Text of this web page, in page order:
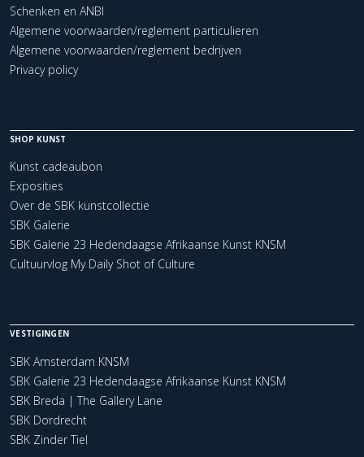
Schenken en ANBI
Algemene voorwaarden/reglement particulieren
Algemene voorwaarden/reglement bedrijven
Privacy policy
SHOP KUNST
Kunst cadeaubon
Exposities
Over de SBK kunstcollectie
SBK Galerie
SBK Galerie 23 Hedendaagse Afrikaanse Kunst KNSM
Cultuurvlog My Daily Shot of Culture
VESTIGINGEN
SBK Amsterdam KNSM
SBK Galerie 23 Hedendaagse Afrikaanse Kunst KNSM
SBK Breda | The Gallery Lane
SBK Dordrecht
SBK Zinder Tiel